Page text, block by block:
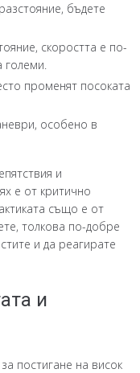
бъдете
скоростта е по-
големи.
променят посоката
особено в
и
е от критично
също е от
толкова по-добре
и да реагирате
и
постигане на висок